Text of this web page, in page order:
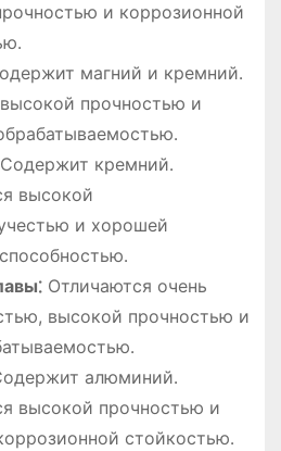
и коррозионной
магний и кремний․
прочностью и
кремний․
высокой
и хорошей
Отличаются очень
высокой прочностью и
алюминий․
высокой прочностью и
стойкостью․